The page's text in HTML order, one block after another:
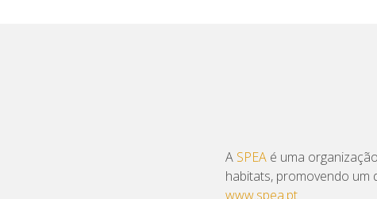
A SPEA é uma
habitats, promovendo um
www.spea.pt